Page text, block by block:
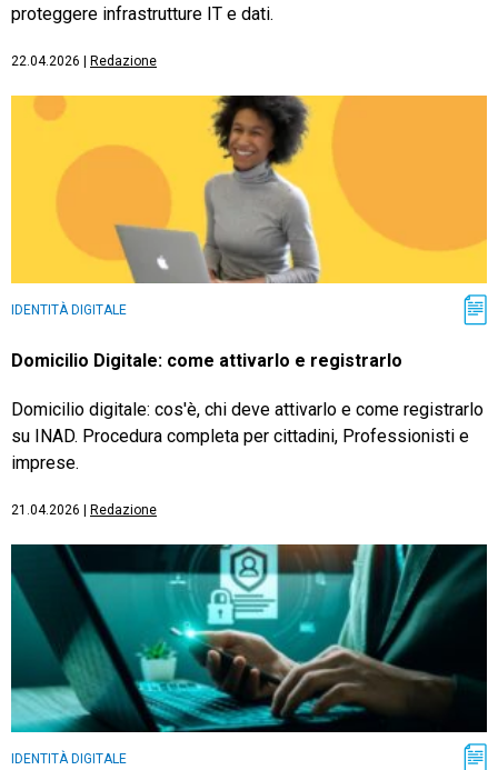
proteggere infrastrutture IT e dati.
22.04.2026 Redazione
IDENTITÀ DIGITALE
Domicilio Digitale: come attivarlo e registrarlo
Domicilio digitale: cos'è, chi deve attivarlo e come registrarlo
su INAD. Procedura completa per cittadini, Professionisti e
imprese.
21.04.2026 Redazione
IDENTITÀ DIGITALE